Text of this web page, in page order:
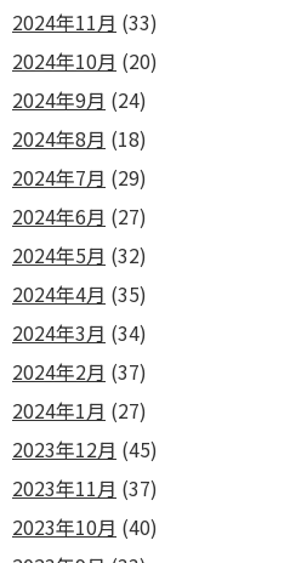
2024年11月 (33)
2024年10月 (20)
2024年9月 (24)
2024年8月 (18)
2024年7月 (29)
2024年6月 (27)
2024年5月 (32)
2024年4月 (35)
2024年3月 (34)
2024年2月 (37)
2024年1月 (27)
2023年12月 (45)
2023年11月 (37)
2023年10月 (40)